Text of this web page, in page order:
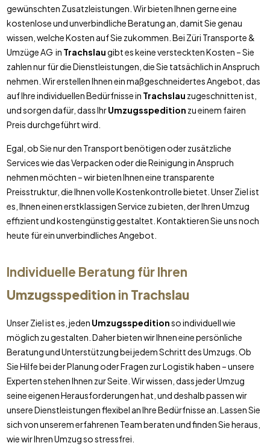
gewünschten Zusatzleistungen. Wir bieten Ihnen gerne eine
kostenlose und unverbindliche Beratung an, damit Sie genau
wissen, welche Kosten auf Sie zukommen. Bei Züri Transporte &
Umzüge AG in Trachslaugibt es keine versteckten Kosten – Sie
zahlen nur für die Dienstleistungen, die Sie tatsächlich in Anspruch
nehmen. Wir erstellen Ihnen ein maßgeschneidertes Angebot, das
auf Ihre individuellen Bedürfnisse in Trachslau zugeschnitten ist,
und sorgen dafür, dass IhrUmzugsspedition zu einem fairen
Preis durchgeführt wird.
Egal, ob Sie nur den Transport benötigen oder zusätzliche
Services wie das Verpacken oder die Reinigung in Anspruch
nehmen möchten – wir bieten Ihnen eine transparente
Preisstruktur, die Ihnen volle Kostenkontrolle bietet. Unser Ziel ist
es, Ihnen einen erstklassigen Service zu bieten, der Ihren Umzug
effizient und kostengünstig gestaltet. Kontaktieren Sie uns noch
heute für ein unverbindliches Angebot.
Individuelle Beratung für Ihren
Umzugsspeditionin Trachslau
Unser Ziel ist es, jeden Umzugsspeditionso individuell wie
möglich zu gestalten. Daher bieten wir Ihnen eine persönliche
Beratung und Unterstützung bei jedem Schritt des Umzugs. Ob
Sie Hilfe bei der Planung oder Fragen zur Logistik haben – unsere
Experten stehen Ihnen zur Seite. Wir wissen, dass jeder Umzug
seine eigenen Herausforderungen hat, und deshalb passen wir
unsere Dienstleistungen flexibel an Ihre Bedürfnisse an. Lassen Sie
sich von unserem erfahrenen Team beraten und finden Sie heraus,
wie wir Ihren Umzug so stressfrei.